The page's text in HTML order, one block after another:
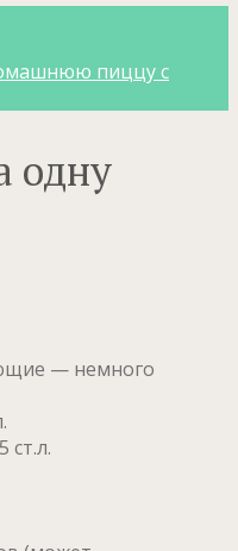
пиццу с
одну
— немного
ст.л.